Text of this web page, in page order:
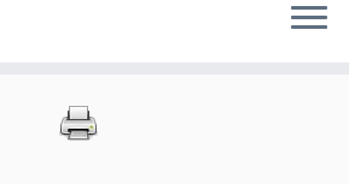
הדפסות – מדע